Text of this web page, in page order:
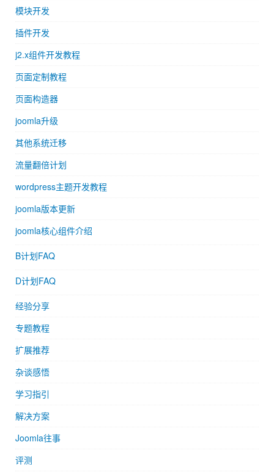
模块开发
插件开发
j2.x组件开发教程
页面定制教程
页面构造器
joomla升级
其他系统迁移
流量翻倍计划
wordpress主题开发教程
joomla版本更新
joomla核心组件介绍
B计划FAQ
D计划FAQ
经验分享
专题教程
扩展推荐
杂谈感悟
学习指引
解决方案
Joomla往事
评测